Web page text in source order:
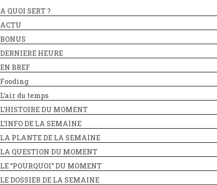
A QUOI SERT ?
ACTU
BONUS
DERNIERE HEURE
EN BREF
Fooding
L'air du temps
L'HISTOIRE DU MOMENT
L'INFO DE LA SEMAINE
LA PLANTE DE LA SEMAINE
LA QUESTION DU MOMENT
LE "POURQUOI" DU MOMENT
LE DOSSIER DE LA SEMAINE